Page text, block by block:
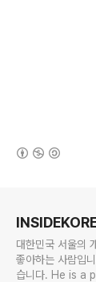
대한민국 서울의
좋아하는 사람입
습니다. He is a personal taxi driver from Seoul,